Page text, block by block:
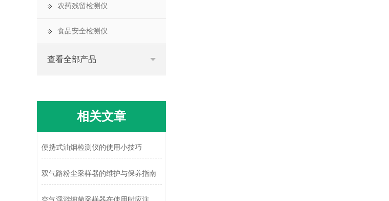
农药残留检测仪
食品安全检测仪
查看全部产品
相关文章
便携式油烟检测仪的使用小技巧
双气路粉尘采样器的维护与保养指南